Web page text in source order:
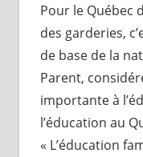
Pour le Québec
des garderies,
de base de la
Parent,
importante à
l’éducation au
« L’éducation